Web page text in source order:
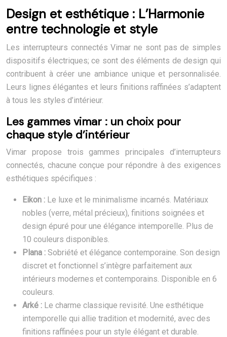
Design et esthétique : L’Harmonie
entre technologie et style
Les interrupteurs connectés Vimar ne sont pas de simples
dispositifs électriques; ce sont des éléments de design qui
contribuent à créer une ambiance unique et personnalisée.
Leurs lignes élégantes et leurs finitions raffinées s’adaptent
à tous les styles d’intérieur.
Les gammes vimar : un choix pour
chaque style d’intérieur
Vimar propose trois gammes principales d’interrupteurs
connectés, chacune conçue pour répondre à des exigences
esthétiques spécifiques :
Eikon : Le luxe et le minimalisme incarnés. Matériaux
nobles (verre, métal précieux), finitions soignées et
design épuré pour une élégance intemporelle. Plus de
10 couleurs disponibles.
Plana : Sobriété et élégance contemporaine. Son design
discret et fonctionnel s’intègre parfaitement aux
intérieurs modernes et contemporains. Disponible en 6
couleurs.
Arké : Le charme classique revisité. Une esthétique
intemporelle qui allie tradition et modernité, avec des
finitions raffinées pour un style élégant et durable.